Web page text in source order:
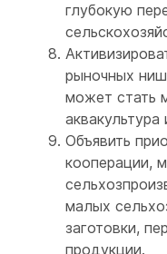
глубокую
рыночных
может стать
Объявить
кооперации,
малых
заготовки,
продукции.